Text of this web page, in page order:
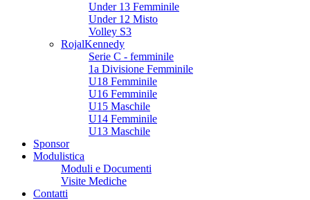
Under 13 Femminile
Under 12 Misto
Volley S3
RojalKennedy
Serie C - femminile
1a Divisione Femminile
U18 Femminile
U16 Femminile
U15 Maschile
U14 Femminile
U13 Maschile
Sponsor
Modulistica
Moduli e Documenti
Visite Mediche
Contatti